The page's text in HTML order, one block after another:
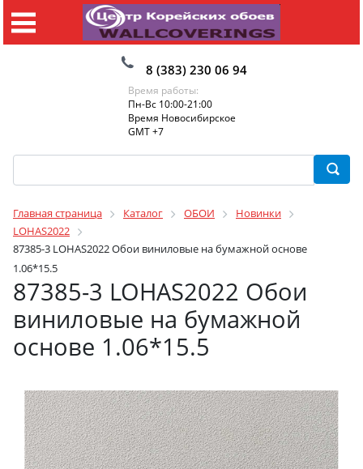
8 (383) 230 06 94
Время работы:
Пн-Вс 10:00-21:00
Время Новосибирское
GMT +7
Главная страница Каталог ОБОИ
Новинки
LOHAS2022
87385-3 LOHAS2022 Обои виниловые на бумажной основе
1.06*15.5
87385-3 LOHAS2022 Обои
виниловые на бумажной
основе 1.06*15.5